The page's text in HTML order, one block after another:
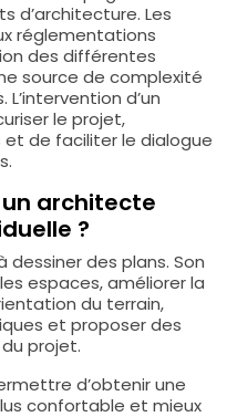
d’architecture. Les
réglementations
des différentes
source de complexité
d’un
le projet,
de faciliter le dialogue
architecte
?
des plans. Son
espaces, améliorer la
du terrain,
et proposer des
projet.
d’obtenir une
confortable et mieux